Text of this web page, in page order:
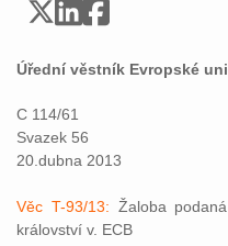
Úřední věstník Evropské
C 114/61
Svazek 56
20.dubna 2013
Věc T-93/13: Žaloba
království v. ECB